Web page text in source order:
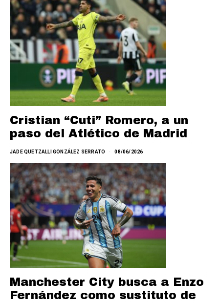
Cristian “Cuti” Romero, a un
paso del Atlético de Madrid
JADE QUETZALLI GONZÁLEZ SERRATO 08/06/2026
Manchester City busca a Enzo
Fernández como sustituto de